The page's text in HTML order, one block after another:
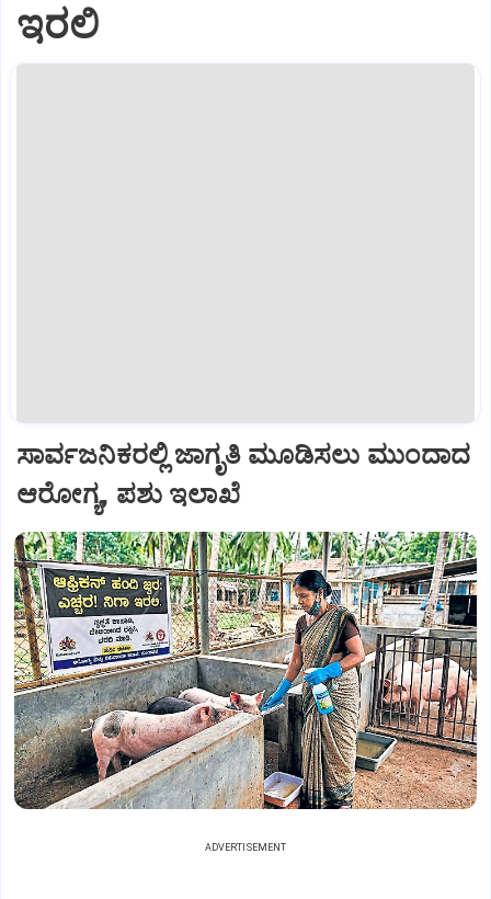
ಇರಲಿ
ಸಾರ್ವಜನಿಕರಲ್ಲಿ ಜಾಗೃತಿ ಮೂಡಿಸಲು ಮುಂದಾದ
ಆರೋಗ್ಯ, ಪಶು ಇಲಾಖೆ
ADVERTISEMENT